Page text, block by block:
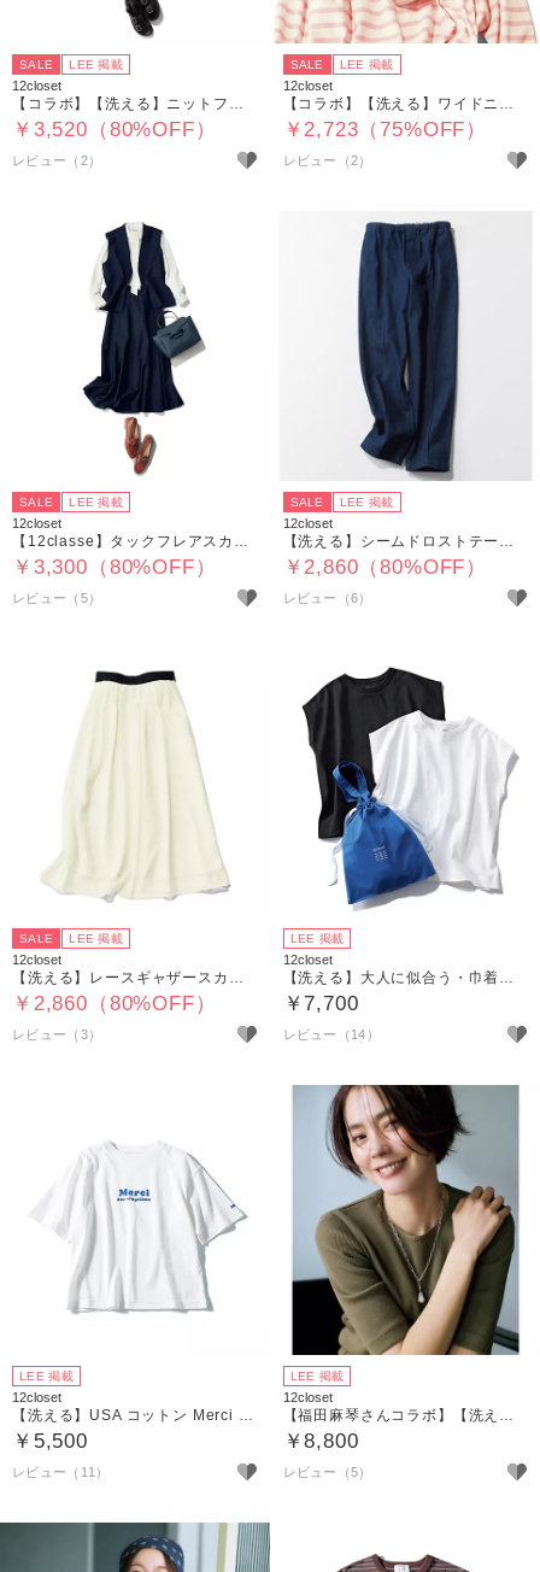
SALE LEE 掲載
12closet
【コラボ】【洗える】ニットフレアスカート
￥3,520（80%OFF）
レビュー（2）
SALE LEE 掲載
12closet
【コラボ】【洗える】ワイドニットストール
￥2,723（75%OFF）
レビュー（2）
SALE LEE 掲載
12closet
￥3,300（80%OFF）
レビュー（5）
SALE LEE 掲載
12closet
￥2,860（80%OFF）
レビュー（6）
SALE LEE 掲載
12closet
【洗える】レースギャザースカート
￥2,860（80%OFF）
レビュー（3）
LEE 掲載
12closet
【洗える】大人に似合う・巾着つき USAコットンフレンチスリーブTシャツ（2枚入り）
￥7,700
レビュー（14）
LEE 掲載
12closet
￥5,500
レビュー（11）
LEE 掲載
12closet
￥8,800
レビュー（5）